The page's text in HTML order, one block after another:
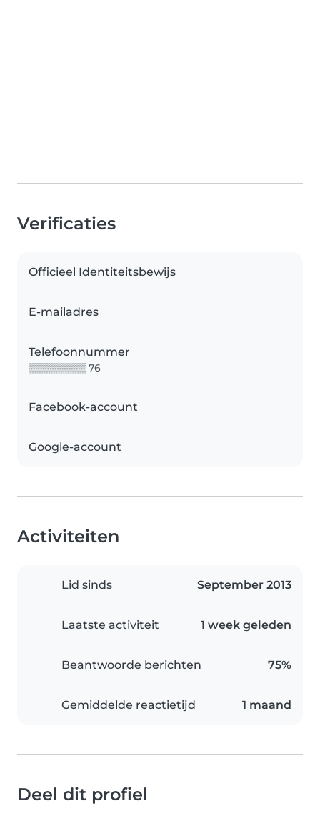
Verificaties
Officieel Identiteitsbewijs
E-mailadres
Telefoonnummer
▒▒▒▒▒▒▒▒ 76
Facebook-account
Google-account
Activiteiten
Lid sinds September 2013
Laatste activiteit 1 week geleden
Beantwoorde berichten 75%
Gemiddelde reactietijd 1 maand
Deel dit profiel